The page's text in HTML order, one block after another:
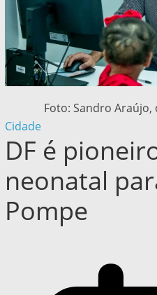
Foto: Sandro Araújo,
Cidade
DF é
neonatal
Pompe